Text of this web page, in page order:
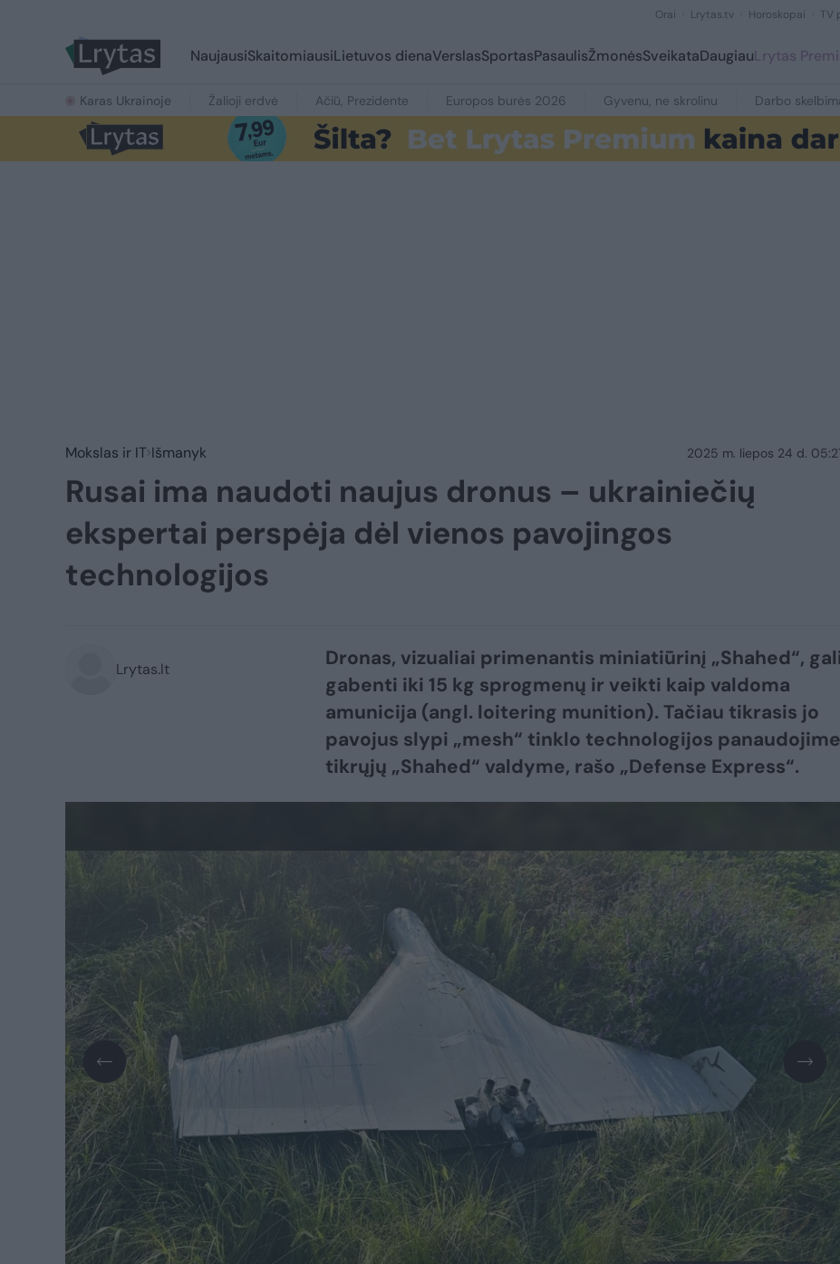
Orai Lrytas.tv Horoskopai TV
NaujausiSkaitomiausiLietuvos dienaVerslasSportasPasaulisŽmonėsSveikataDaugiauLrytas
Karas Ukrainoje Žalioji erdvė Ačiū, Prezidente Europos burės 2026 Gyvenu, ne skrolinu Darbo
Mokslas ir IT Išmanyk 2025 m. liepos 24 d.
Rusai ima naudoti naujus dronus – ukrainiečių
ekspertai perspėja dėl vienos pavojingos
technologijos
Lrytas.lt
Dronas, vizualiai primenantis miniatiūrinį „Shahed“,
gabenti iki 15 kg sprogmenų ir veikti kaip valdoma
amunicija (angl. loitering munition). Tačiau tikrasis jo
pavojus slypi „mesh“ tinklo technologijos panaudojime
tikrųjų „Shahed“ valdyme, rašo „Defense Express“.